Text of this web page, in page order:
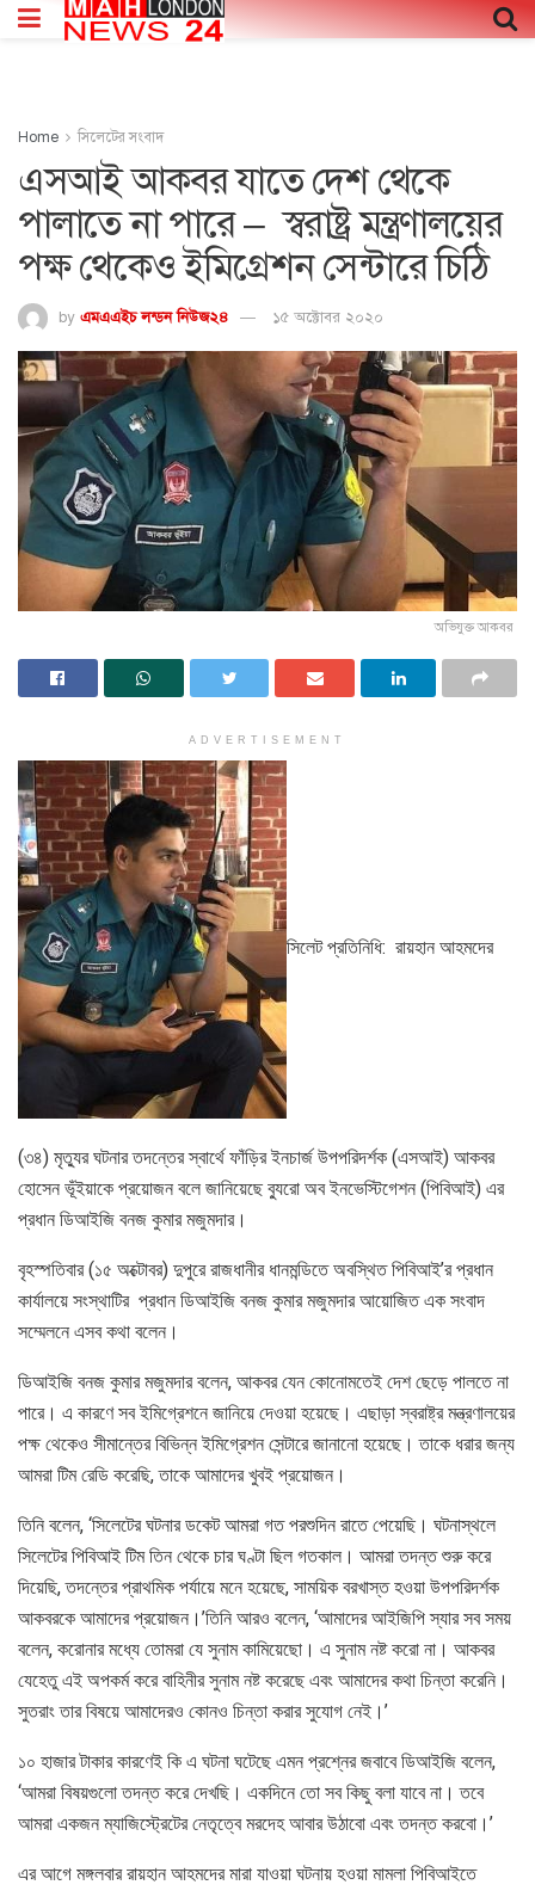
Home সিলেটের সংবাদ
এসআই আকবর যাতে দেশ থেকে
পালাতে না পারে – স্বরাষ্ট্র মন্ত্রণালয়ের
পক্ষ থেকেও ইমিগ্রেশন সেন্টারে চিঠি
by এমএএইচ লন্ডন নিউজ২৪ ১৫ অক্টোবর ২০২০
অভিযুক্ত আকবর
ADVERTISEMENT
সিলেট প্রতিনিধি: রায়হান আহমদের
(৩৪) মৃত্যুর ঘটনার তদন্তের স্বার্থে ফাঁড়ির ইনচার্জ উপপরিদর্শক (এসআই) আকবর
হোসেন ভূঁইয়াকে প্রয়োজন বলে জানিয়েছে ব্যুরো অব ইনভেস্টিগেশন (পিবিআই) এর
প্রধান ডিআইজি বনজ কুমার মজুমদার।
বৃহস্পতিবার (১৫ অক্টোবর) দুপুরে রাজধানীর ধানমন্ডিতে অবস্থিত পিবিআই’র প্রধান
কার্যালয়ে সংস্থাটির প্রধান ডিআইজি বনজ কুমার মজুমদার আয়োজিত এক সংবাদ
সম্মেলনে এসব কথা বলেন।
ডিআইজি বনজ কুমার মজুমদার বলেন, আকবর যেন কোনোমতেই দেশ ছেড়ে পালতে না
পারে। এ কারণে সব ইমিগ্রেশনে জানিয়ে দেওয়া হয়েছে। এছাড়া স্বরাষ্ট্র মন্ত্রণালয়ের
পক্ষ থেকেও সীমান্তের বিভিন্ন ইমিগ্রেশন সেন্টারে জানানো হয়েছে। তাকে ধরার জন্য
আমরা টিম রেডি করেছি, তাকে আমাদের খুবই প্রয়োজন।
তিনি বলেন, ‘সিলেটের ঘটনার ডকেট আমরা গত পরশুদিন রাতে পেয়েছি। ঘটনাস্থলে
সিলেটের পিবিআই টিম তিন থেকে চার ঘণ্টা ছিল গতকাল। আমরা তদন্ত শুরু করে
দিয়েছি, তদন্তের প্রাথমিক পর্যায়ে মনে হয়েছে, সাময়িক বরখাস্ত হওয়া উপপরিদর্শক
আকবরকে আমাদের প্রয়োজন।’তিনি আরও বলেন, ‘আমাদের আইজিপি স্যার সব সময়
বলেন, করোনার মধ্যে তোমরা যে সুনাম কামিয়েছো। এ সুনাম নষ্ট করো না। আকবর
যেহেতু এই অপকর্ম করে বাহিনীর সুনাম নষ্ট করেছে এবং আমাদের কথা চিন্তা করেনি।
সুতরাং তার বিষয়ে আমাদেরও কোনও চিন্তা করার সুযোগ নেই।’
১০ হাজার টাকার কারণেই কি এ ঘটনা ঘটেছে এমন প্রশ্নের জবাবে ডিআইজি বলেন,
‘আমরা বিষয়গুলো তদন্ত করে দেখছি। একদিনে তো সব কিছু বলা যাবে না। তবে
আমরা একজন ম্যাজিস্ট্রেটের নেতৃত্বে মরদেহ আবার উঠাবো এবং তদন্ত করবো।’
এর আগে মঙ্গলবার রায়হান আহমদের মারা যাওয়া ঘটনায় হওয়া মামলা পিবিআইতে